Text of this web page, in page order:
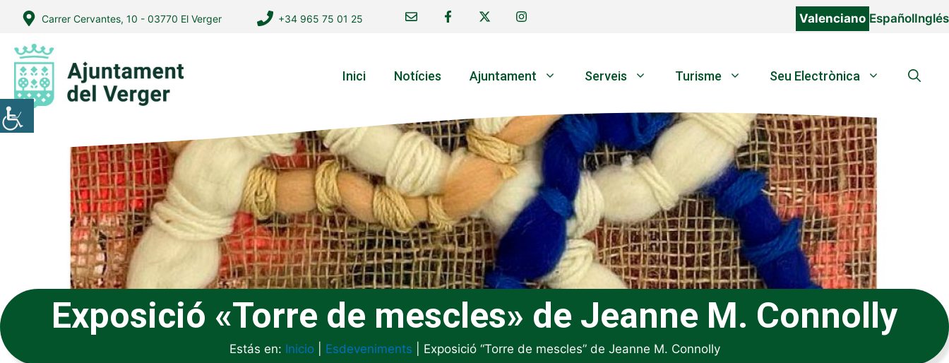
contingut
Carrer Cervantes, 10 - 03770 El Verger +34 965 75 01 25 Valenciano EspañolInglés
Inici Notícies Ajuntament Serveis Turisme Seu Electrònica
Exposició «Torre de mescles» de Jeanne M. Connolly
Estás en: Inicio| Esdeveniments Exposició “Torre de mescles” de Jeanne M. Connolly